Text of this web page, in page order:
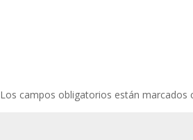
Los campos obligatorios están marcados